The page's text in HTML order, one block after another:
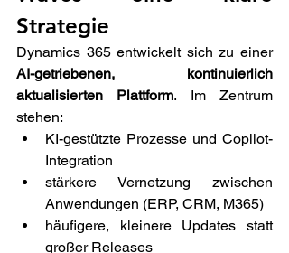
Strategie
Dynamics 365 entwickelt sich zu einer
AI-getriebenen, kontinuierlich
aktualisierten Plattform. Im Zentrum
stehen:
KI-gestützte Prozesse und Copilot-
Integration
stärkere Vernetzung zwischen
Anwendungen (ERP, CRM, M365)
häufigere, kleinere Updates statt
großer Releases